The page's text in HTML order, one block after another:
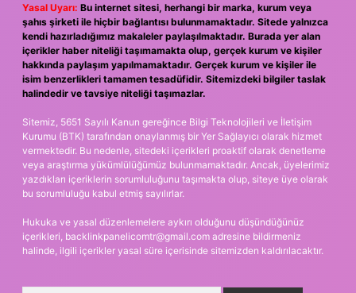
Yasal Uyarı: Bu internet sitesi, herhangi bir marka, kurum veya
şahıs şirketi ile hiçbir bağlantısı bulunmamaktadır. Sitede yalnızca
kendi hazırladığımız makaleler paylaşılmaktadır. Burada yer alan
içerikler haber niteliği taşımamakta olup, gerçek kurum ve kişiler
hakkında paylaşım yapılmamaktadır. Gerçek kurum ve kişiler ile
isim benzerlikleri tamamen tesadüfidir. Sitemizdeki bilgiler taslak
halindedir ve tavsiye niteliği taşımazlar.
Sitemiz, 5651 Sayılı Kanun gereğince Bilgi Teknolojileri ve İletişim
Kurumu (BTK) tarafından onaylanmış bir Yer Sağlayıcı olarak hizmet
vermektedir. Bu nedenle, sitedeki içerikleri proaktif olarak denetleme
veya araştırma yükümlülüğümüz bulunmamaktadır. Ancak, üyelerimiz
yazdıkları içeriklerin sorumluluğunu taşımakta olup, siteye üye olarak
bu sorumluluğu kabul etmiş sayılırlar.
Hukuka ve yasal düzenlemelere aykırı olduğunu düşündüğünüz
içerikleri, backlinkpanelicomtr@gmail.com adresine bildirmeniz
halinde, ilgili içerikler yasal süre içerisinde sitemizden kaldırılacaktır.